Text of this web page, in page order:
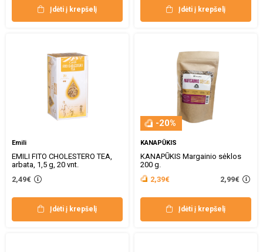
Įdėti į krepšelį Įdėti į krepšelį
Emili
EMILI FITO CHOLESTERO TEA,
arbata, 1,5 g, 20 vnt.
2,49€
Įdėti į krepšelį
-20%
KANAPŪKIS
KANAPŪKIS Margainio sėklos
200 g.
2,39€
2,99€
Įdėti į krepšelį